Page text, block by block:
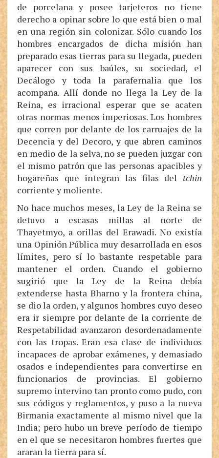
de porcelana y posee tarjeteros no tiene
derecho a opinar sobre lo que está bien o mal
en una región sin colonizar. Sólo cuando los
hombres encargados de dicha misión han
preparado esas tierras para su llegada, pueden
aparecer con sus baúles, su sociedad, el
Decálogo y toda la parafernalia que los
acompaña. Allí donde no llega la Ley de la
Reina, es irracional esperar que se acaten
otras normas menos imperiosas. Los hombres
que corren por delante de los carruajes de la
Decencia y del Decoro, y que abren caminos
en medio de la selva, no se pueden juzgar con
el mismo patrón que las personas apacibles y
hogareñas que integran las filas del tchin
corriente y moliente.
No hace muchos meses, la Ley de la Reina se
detuvo a escasas millas al norte de
Thayetmyo, a orillas del Erawadi. No existía
una Opinión Pública muy desarrollada en esos
límites, pero sí lo bastante respetable para
mantener el orden. Cuando el gobierno
sugirió que la Ley de la Reina debía
extenderse hasta Bharno y la frontera china,
se dio la orden, y algunos hombres cuyo deseo
era ir siempre por delante de la corriente de
Respetabilidad avanzaron desordenadamente
con las tropas. Eran esa clase de individuos
incapaces de aprobar exámenes, y demasiado
osados e independientes para convertirse en
funcionarios de provincias. El gobierno
supremo intervino tan pronto como pudo, con
sus códigos y reglamentos, y puso a la nueva
Birmania exactamente al mismo nivel que la
India; pero hubo un breve período de tiempo
en el que se necesitaron hombres fuertes que
araran la tierra para sí.